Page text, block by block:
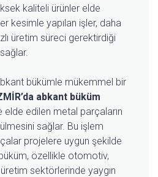
kaliteli ürünler elde
kesimle yapılan işler, daha
üretim süreci gerektirdiği
bükümle mükemmel bir
abkant büküm
elde edilen metal parçaların
sağlar. Bu işlem
projelere uygun şekilde
özellikle otomotiv,
sektörlerinde yaygın